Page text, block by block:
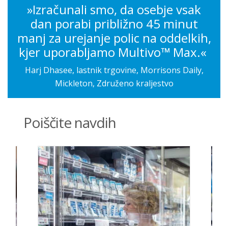
»Izračunali smo, da osebje vsak
dan porabi približno 45 minut
manj za urejanje polic na oddelkih,
kjer uporabljamo Multivo™ Max.«
Harj Dhasee, lastnik trgovine, Morrisons Daily,
Mickleton, Združeno kraljestvo
Poiščite navdih